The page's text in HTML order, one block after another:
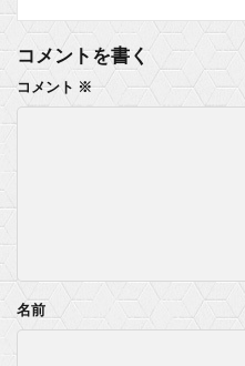
コメントを書く
コメント ※
名前